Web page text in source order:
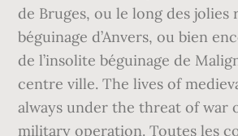
de Bruges, ou le long des jolies
béguinage d’Anvers, ou bien
de l’insolite béguinage de
centre ville. The lives of
always under the threat of war
military operation. Toutes les